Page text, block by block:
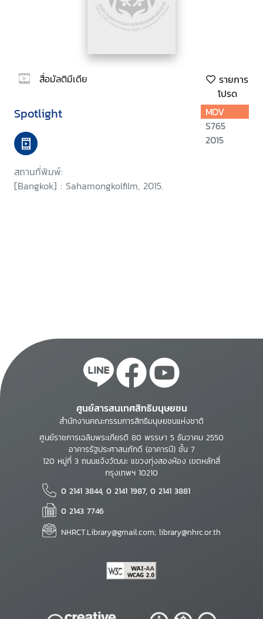
สื่อมัลติมีเดีย
รายการ
โปรด
Spotlight
สถานที่พิมพ์:
[Bangkok] : Sahamongkolfilm, 2015.
MOV
S765
2015
ศูนย์สารสนเทศสิทธิมนุษยชน
สำนักงานคณะกรรมการสิทธิมนุษยชนแห่งชาติ
ศูนย์ราชการเฉลิมพระเกียรติ 80 พรรษา 5 ธันวาคม 2550
อาคารรัฐประศาสนภักดี (อาคารบี) ชั้น 7
120 หมู่ที่ 3 ถนนแจ้งวัฒนะ แขวงทุ่งสองห้อง เขตหลักสี่
กรุงเทพฯ 10210
0 2141 3844, 0 2141 1987, 0 2141 3881
0 2143 7746
NHRCT.Library@gmail.com; library@nhrc.or.th